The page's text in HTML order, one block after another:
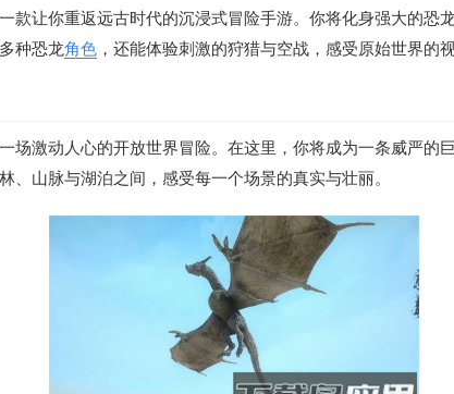
款让你重返远古时代的沉浸式冒险手游。你将化身强大的恐
种恐龙角色 ，还能体验刺激的狩猎与空战，感受原始世界的
场激动人心的开放世界冒险。在这里，你将成为一条威严的
、山脉与湖泊之间，感受每一个场景的真实与壮丽。